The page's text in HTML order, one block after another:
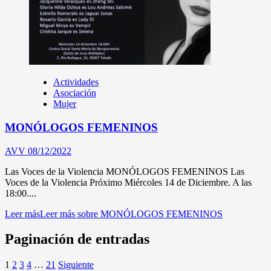
Actividades
Asociación
Mujer
MONÓLOGOS FEMENINOS
AVV 08/12/2022
Las Voces de la Violencia MONÓLOGOS FEMENINOS Las
Voces de la Violencia Próximo Miércoles 14 de Diciembre. A las
18:00....
Leer másLeer más sobre MONÓLOGOS FEMENINOS
Paginación de entradas
1 2 3 4 … 21 Siguiente